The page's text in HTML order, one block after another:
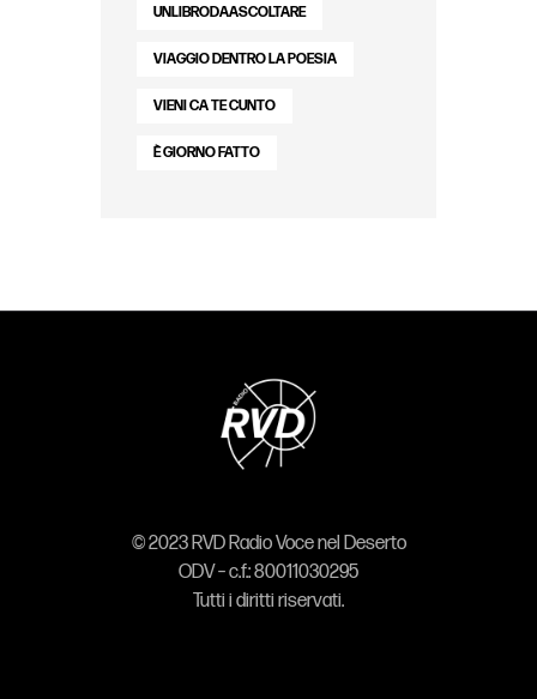
UNLIBRODAASCOLTARE
VIAGGIO DENTRO LA POESIA
VIENI CA TE CUNTO
È GIORNO FATTO
© 2023 RVD Radio Voce nel Deserto
ODV – c.f.: 80011030295
Tutti i diritti riservati.